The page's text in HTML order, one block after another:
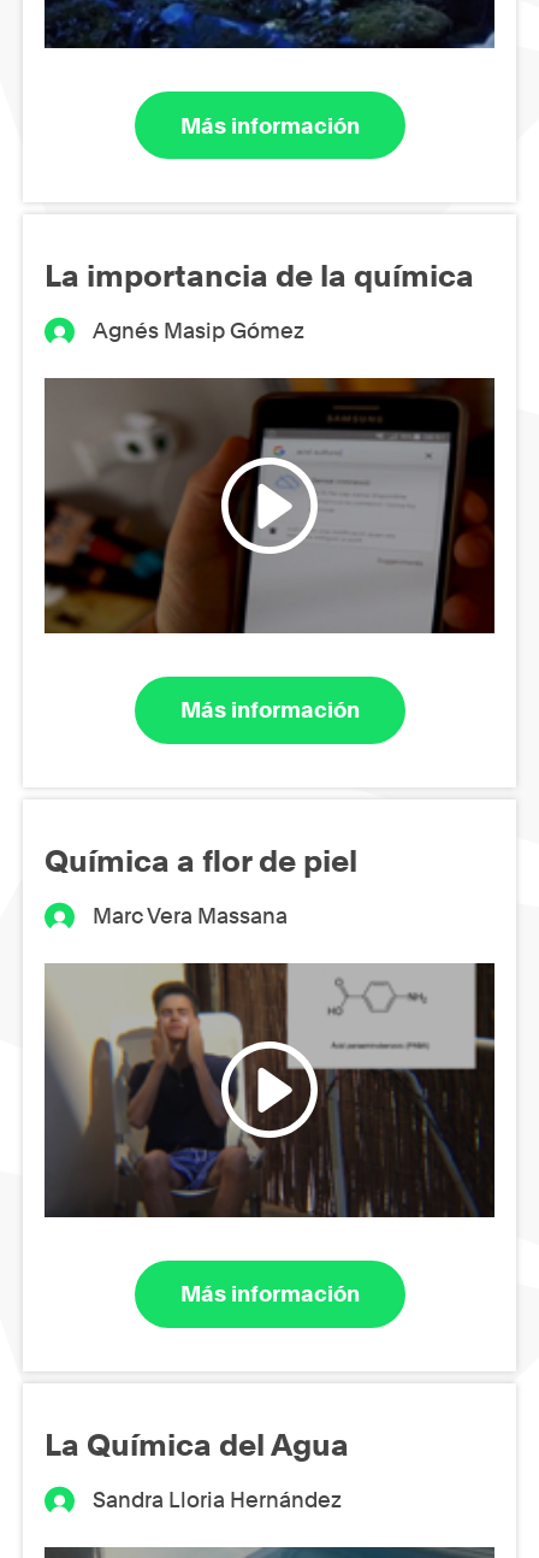
Más información
La importancia de la química
Agnés Masip Gómez
Más información
Química a flor de piel
Marc Vera Massana
Más información
La Química del Agua
Sandra Lloria Hernández